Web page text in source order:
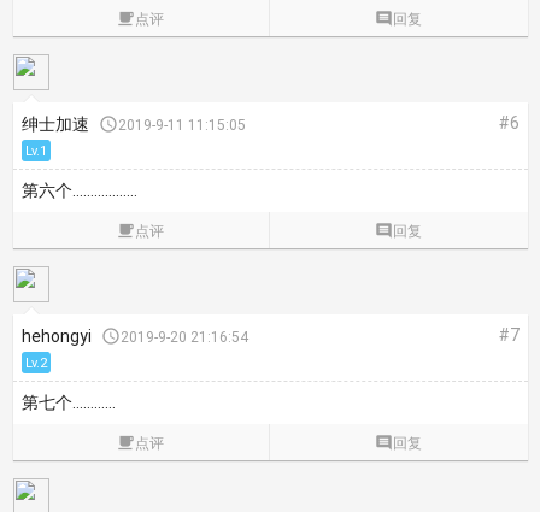
点评  回复
绅士加速 2019-9-11 11:15:05 #6
Lv.1
第六个………………
点评  回复
hehongyi 2019-9-20 21:16:54 #7
Lv.2
第七个…………
点评  回复